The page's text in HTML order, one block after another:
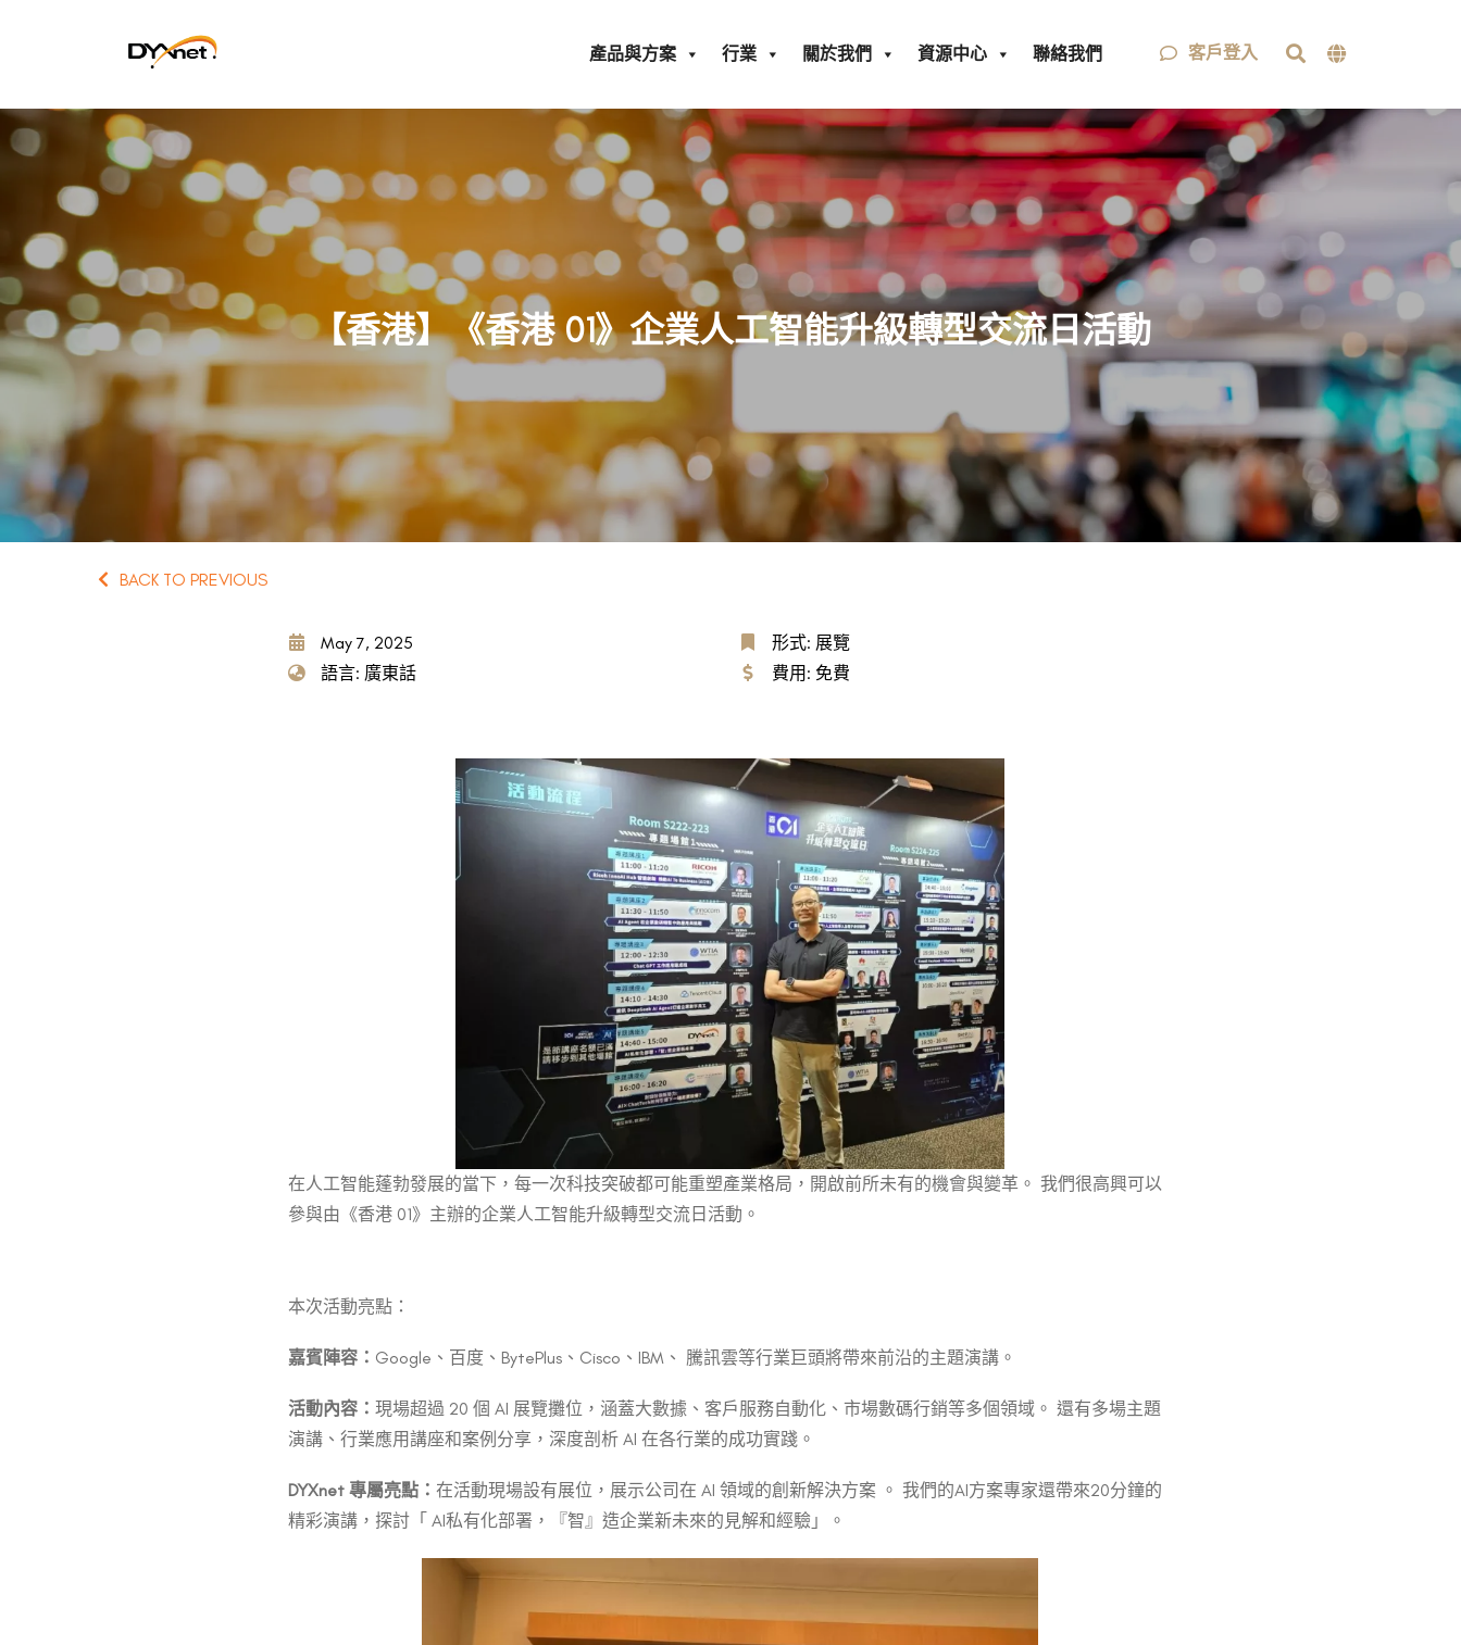
產品與方案 行業 關於我們 資源中心 聯絡我們 客戶登入
【香港】《香港 01》企業人工智能升級轉型交流日活動
BACK TO PREVIOUS
May 7, 2025
語言: 廣東話
形式: 展覽
費用: 免費
在人工智能蓬勃發展的當下，每一次科技突破都可能重塑產業格局，開啟前所未有的機會與變革。 我們很高興可以
參與由《香港 01》主辦的企業人工智能升級轉型交流日活動。
本次活動亮點：
嘉賓陣容： Google、百度、BytePlus、Cisco、IBM、 騰訊雲等行業巨頭將帶來前沿的主題演講。
活動內容： 現場超過 20 個 AI 展覽攤位，涵蓋大數據、客戶服務自動化、市場數碼行銷等多個領域。 還有多場主題
演講、行業應用講座和案例分享，深度剖析 AI 在各行業的成功實踐。
DYXnet 專屬亮點： 在活動現場設有展位，展示公司在 AI 領域的創新解決方案 。 我們的AI方案專家還帶來20分鐘的
精彩演講，探討「 AI私有化部署，『智』造企業新未來的見解和經驗」。